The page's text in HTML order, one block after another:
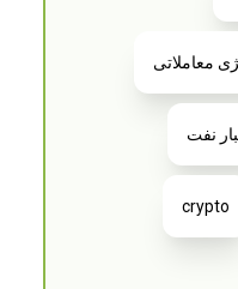
معاملاتی
نفت
crypto